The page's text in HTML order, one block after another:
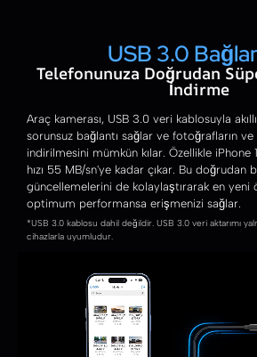
USB 3.0
Telefonunuza Doğrudan
İndirme
Araç kamerası, USB 3.0 veri kablosuyla
sorunsuz bağlantı sağlar ve fotoğrafların ve
indirilmesini mümkün kılar. Özellikle
hızı 55 MB/sn'ye kadar çıkar. Bu doğrudan
güncellemelerini de kolaylaştırarak en yeni
optimum performansa erişmenizi sağlar.
*USB 3.0 kablosu dahil değildir. USB 3.0 veri aktarımı
cihazlarla uyumludur.